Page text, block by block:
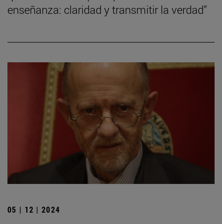
enseñanza: claridad y transmitir la verdad”
05 | 12 | 2024